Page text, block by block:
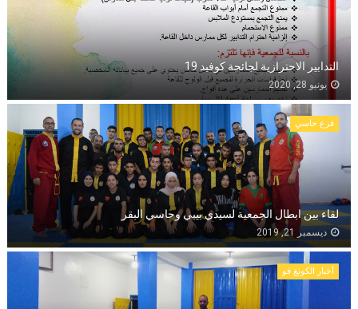
التدابير الاحترازية لجائحة كوفيد 19
يونيو 28, 2020
فرع حاسي
لقاء بين ابطال الجمعية لسيدي بيبي وحاسي البقر
ديسمبر 21, 2019
أخبار الكونغ فو